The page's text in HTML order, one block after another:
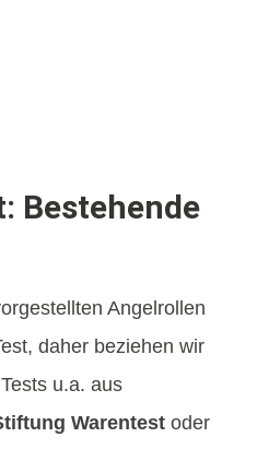
Bestehende
Angelrollen
daher beziehen wir
u.a. aus
Warentest oder